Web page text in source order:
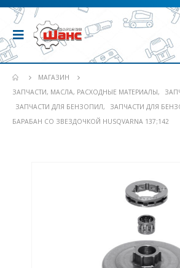
МАГАЗИН
ЗАПЧАСТИ, МАСЛА, РАСХОДНЫЕ МАТЕРИАЛЫ,
ЗАПЧАСТИ ДЛЯ БЕНЗОПИЛ,
ЗАПЧАСТИ ДЛЯ
БАРАБАН СО ЗВЕЗДОЧКОЙ HUSQVARNA 137;142